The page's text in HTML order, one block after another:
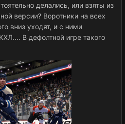
делались, или взяты из
версии? Воротники на всех
вниз уходят, и с ними
В дефолтной игре такого